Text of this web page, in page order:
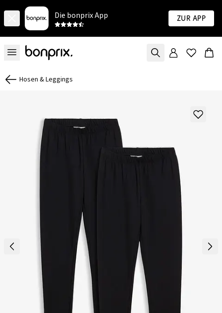
Die bonprix App Zur App
Hosen & Leggings